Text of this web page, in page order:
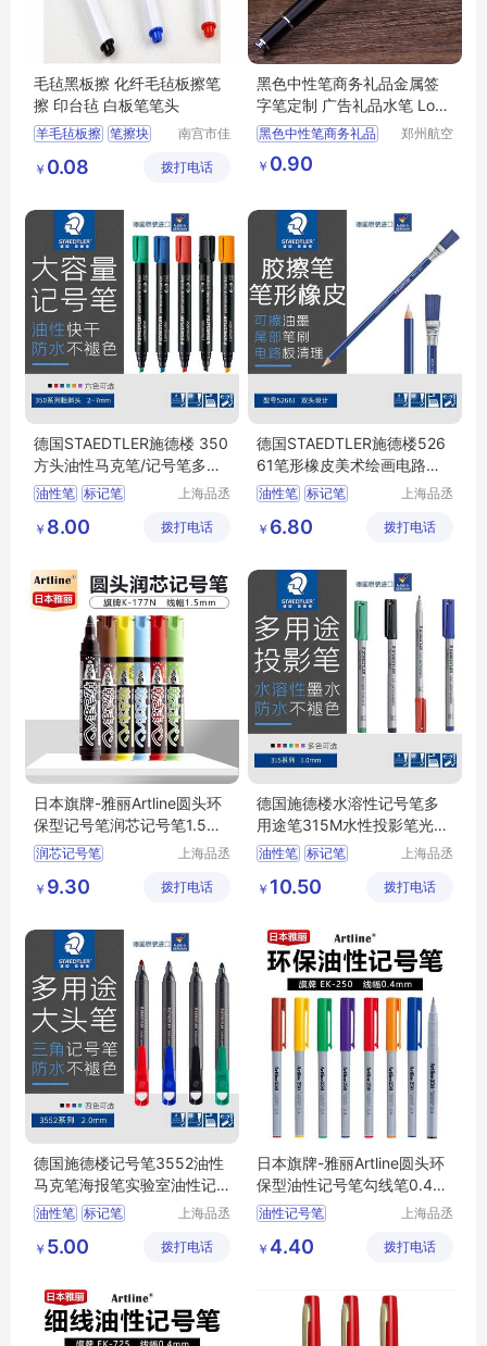
毛毡黑板擦 化纤毛毡板擦笔
擦 印台毡 白板笔笔头
羊毛毡板擦 笔擦块
白板笔毛毡
南宫市佳
品有限公
￥ 0.08 拨打电话
黑色中性笔商务礼品金属签
字笔定制 广告礼品水笔 Logo
圆珠笔
黑色中性笔商务礼品
金属签字笔定制
广告礼品水笔
郑州航空
￥ 0.90
德国STAEDTLER施德楼 350
方头油性马克笔/记号笔多色
2.0-5.0mm
油性笔 标记笔
上海品丞
公司
￥ 8.00 拨打电话
德国STAEDTLER施德楼526
61笔形橡皮美术绘画电路板
除锈擦墨水
油性笔 标记笔
上海品丞
公司
￥ 6.80 拨打电话
日本旗牌-雅丽Artline圆头环
保型记号笔润芯记号笔1.5m
m K-177N
润芯记号笔
环保型记号笔
上海品丞
公司
￥ 9.30 拨打电话
德国施德楼水溶性记号笔多
用途笔315M水性投影笔光盘
胶片
油性笔 标记笔
上海品丞
公司
￥ 10.50 拨打电话
德国施德楼记号笔3552油性
马克笔海报笔实验室油性记
号笔2.0mm
油性笔 标记笔
上海品丞
公司
￥ 5.00 拨打电话
日本旗牌-雅丽Artline圆头环
保型油性记号笔勾线笔0.4m
EK-250
油性记号笔
上海品丞
公司
￥ 4.40 拨打电话